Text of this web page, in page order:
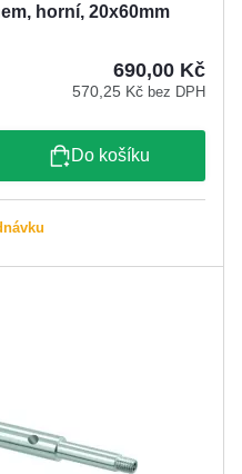
horní, 20x60mm
690,00 Kč
570,25 Kč bez DPH
Do košíku